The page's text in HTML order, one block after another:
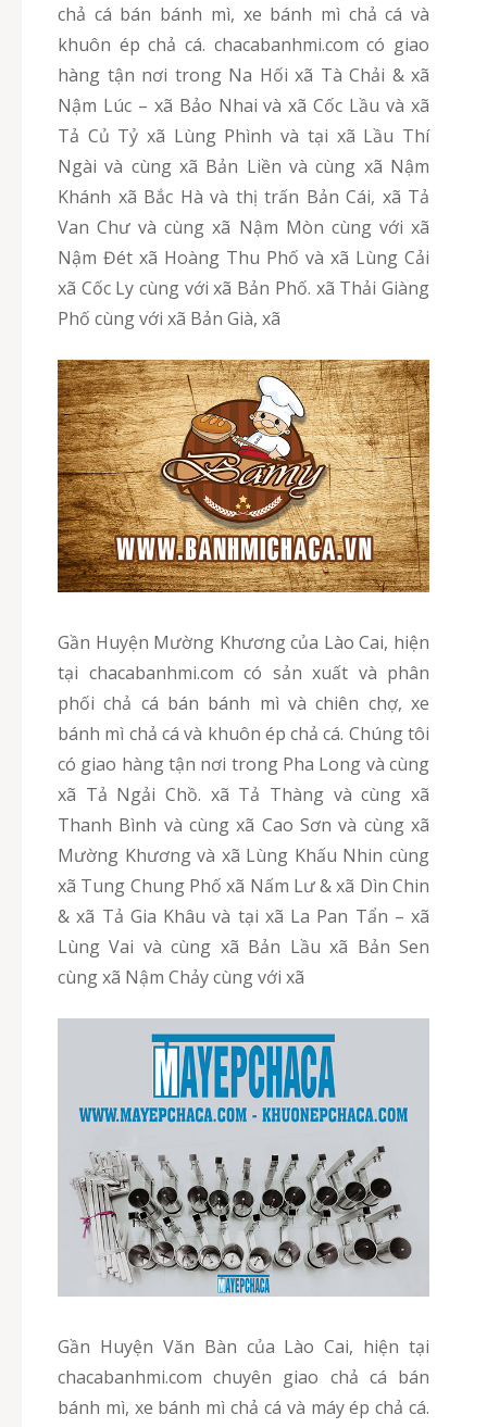
chả cá bán bánh mì, xe bánh mì chả cá và
khuôn ép chả cá. chacabanhmi.com có giao
hàng tận nơi trong Na Hối xã Tà Chải & xã
Nậm Lúc – xã Bảo Nhai và xã Cốc Lầu và xã
Tả Củ Tỷ xã Lùng Phình và tại xã Lầu Thí
Ngài và cùng xã Bản Liền và cùng xã Nậm
Khánh xã Bắc Hà và thị trấn Bản Cái, xã Tả
Van Chư và cùng xã Nậm Mòn cùng với xã
Nậm Đét xã Hoàng Thu Phố và xã Lùng Cải
xã Cốc Ly cùng với xã Bản Phố. xã Thải Giàng
Phố cùng với xã Bản Già, xã
Gần Huyện Mường Khương của Lào Cai, hiện
tại chacabanhmi.com có sản xuất và phân
phối chả cá bán bánh mì và chiên chợ, xe
bánh mì chả cá và khuôn ép chả cá. Chúng tôi
có giao hàng tận nơi trong Pha Long và cùng
xã Tả Ngải Chồ. xã Tả Thàng và cùng xã
Thanh Bình và cùng xã Cao Sơn và cùng xã
Mường Khương và xã Lùng Khấu Nhin cùng
xã Tung Chung Phố xã Nấm Lư & xã Dìn Chin
& xã Tả Gia Khâu và tại xã La Pan Tẩn – xã
Lùng Vai và cùng xã Bản Lầu xã Bản Sen
cùng xã Nậm Chảy cùng với xã
Gần Huyện Văn Bàn của Lào Cai, hiện tại
chacabanhmi.com chuyên giao chả cá bán
bánh mì, xe bánh mì chả cá và máy ép chả cá.